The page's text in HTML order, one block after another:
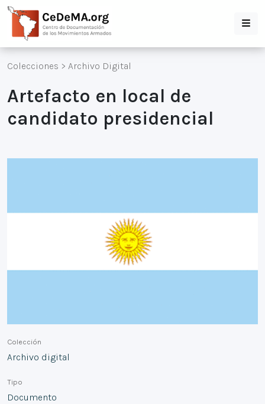
Colecciones > Archivo Digital
Artefacto en local de
candidato presidencial
Colección
Archivo digital
Tipo
Documento